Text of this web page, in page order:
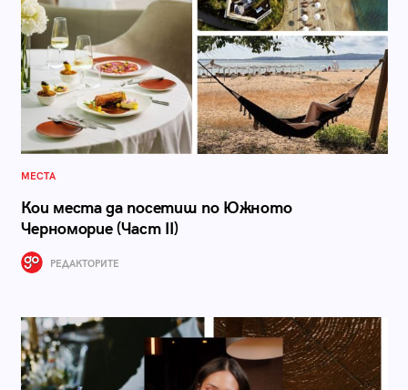
МЕСТА
Кои места да посетиш по Южното
Черноморие (Част II)
РЕДАКТОРИТЕ